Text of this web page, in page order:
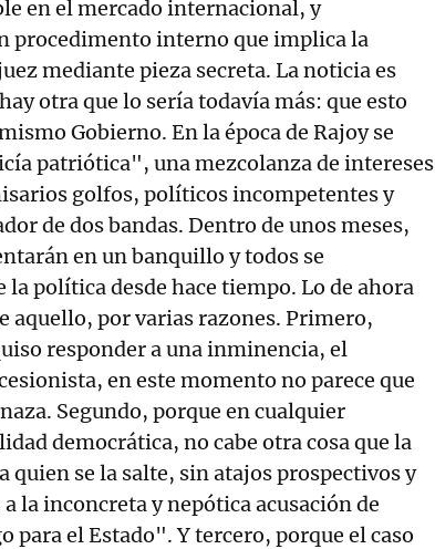
en el mercado internacional, y
procedimento interno que implica la
mediante pieza secreta. La noticia es
otra que lo sería todavía más: que esto
Gobierno. En la época de Rajoy se
patriótica", una mezcolanza de intereses
golfos, políticos incompetentes y
de dos bandas. Dentro de unos meses,
en un banquillo y todos se
la política desde hace tiempo. Lo de ahora
aquello, por varias razones. Primero,
responder a una inminencia, el
en este momento no parece que
Segundo, porque en cualquier
democrática, no cabe otra cosa que la
quien se la salte, sin atajos prospectivos y
la inconcreta y nepótica acusación de
el Estado". Y tercero, porque el caso